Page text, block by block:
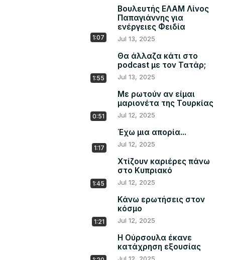
1:07
Βουλευτής ΕΛΑΜ Λίνος
Παπαγιάννης για
ενέργειες Φειδία
Jul 13, 2025
1:55
Θα άλλαζα κάτι στο
podcast με τον Τατάρ;
Jul 13, 2025
0:51
Με ρωτούν αν είμαι
μαριονέτα της Τουρκίας
Jul 12, 2025
1:17
Έχω μια απορία...
Jul 12, 2025
1:45
Χτίζουν καριέρες πάνω
στο Κυπριακό
Jul 12, 2025
1:21
Κάνω ερωτήσεις στον
κόσμο
Jul 12, 2025
Η Ούρσουλα έκανε
κατάχρηση εξουσίας